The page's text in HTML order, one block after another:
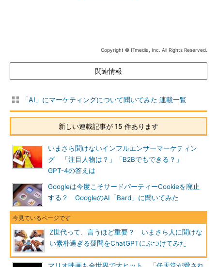
Copyright © ITmedia, Inc. All Rights Reserved.
関連情報
「AI」にマーケティングについて聞いてみた 連載一覧
新しい連載記事が 15 件あります
いまさら聞けないインフルエンサーマーケティン
グ 「注目人物は？」「B2Bでもできる？」
GPT-4の答えは
Googleは今度こそサードパーティーCookieを廃止
する？ GoogleのAI「Bard」に聞いてみた
Z世代って、言うほど重要？ いまさら人に聞けな
い素朴過ぎる疑問をChatGPTにぶつけてみた